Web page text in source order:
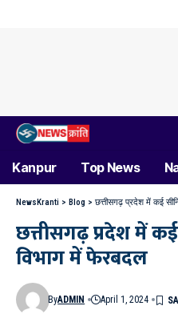
Kanpur Top News
NewsKranti > Blog > छत्तीसगढ़ प्रदेश में कई
छत्तीसगढ़ प्रदेश में
विभाग में फेरबदल
ByADMIN April 1, 2024